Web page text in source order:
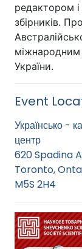
редактором
збірників.
міжнародним
України.
Event
Українсько -
центр
620 Spadina
Toronto,
M5S 2H4